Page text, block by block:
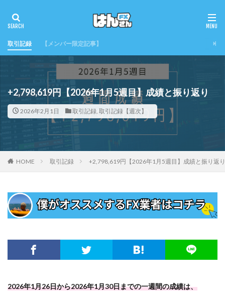
取引記録 【メンバー限定記事】
+2,798,619円【2026年1月5週目】成績と振り返り
2026年2月1日 取引記録, 取引記録【週次】
HOME 取引記録 +2,798,619円【2026年1月5週目】成績と振り返り
2026年1月26日から2026年1月30日までの一週間の成績は、